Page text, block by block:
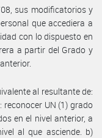
sus modificatorios y
que accediera a
con lo dispuesto en
a partir del Grado y
al resultante de:
reconocer UN (1) grado
en el nivel anterior, a
al que asciende. b)